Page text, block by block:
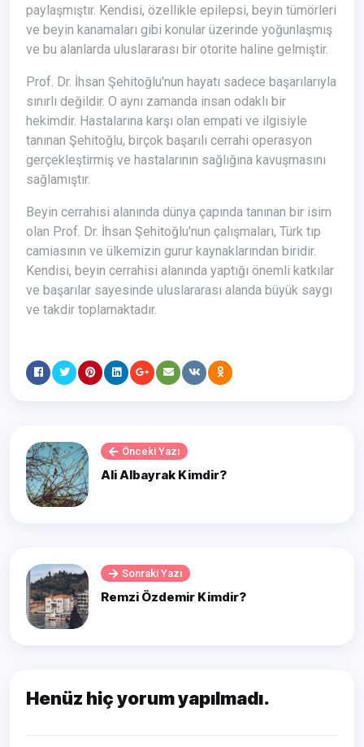
paylaşmıştır. Kendisi, özellikle epilepsi, beyin tümörleri
ve beyin kanamaları gibi konular üzerinde yoğunlaşmış
ve bu alanlarda uluslararası bir otorite haline gelmiştir.
Prof. Dr. İhsan Şehitoğlu'nun hayatı sadece başarılarıyla
sınırlı değildir. O aynı zamanda insan odaklı bir
hekimdir. Hastalarına karşı olan empati ve ilgisiyle
tanınan Şehitoğlu, birçok başarılı cerrahi operasyon
gerçekleştirmiş ve hastalarının sağlığına kavuşmasını
sağlamıştır.
Beyin cerrahisi alanında dünya çapında tanınan bir isim
olan Prof. Dr. İhsan Şehitoğlu'nun çalışmaları, Türk tıp
camiasının ve ülkemizin gurur kaynaklarından biridir.
Kendisi, beyin cerrahisi alanında yaptığı önemli katkılar
ve başarılar sayesinde uluslararası alanda büyük saygı
ve takdir toplamaktadır.
Önceki Yazı
Ali Albayrak Kimdir?
Sonraki Yazı
Remzi Özdemir Kimdir?
Henüz hiç yorum yapılmadı.